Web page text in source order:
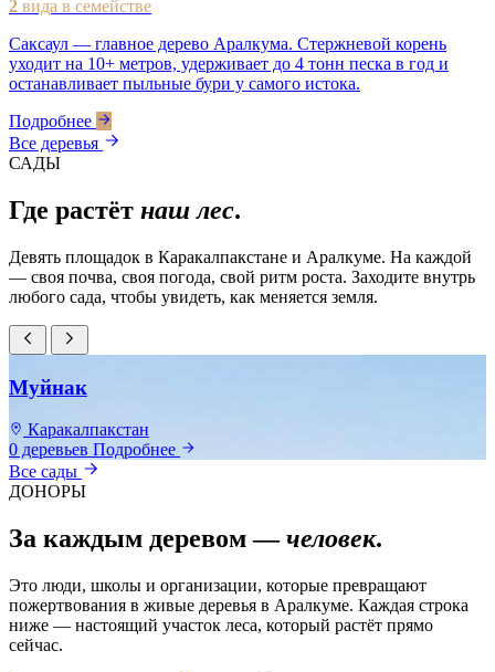
2 вида в семействе
Саксаул — главное дерево Аралкума. Стержневой корень
уходит на 10+ метров, удерживает до 4 тонн песка в год и
останавливает пыльные бури у самого истока.
Подробнее
Все деревья
САДЫ
Где растёт наш лес.
Девять площадок в Каракалпакстане и Аралкуме. На каждой
— своя почва, своя погода, свой ритм роста. Заходите внутрь
любого сада, чтобы увидеть, как меняется земля.
Муйнак
Каракалпакстан
0 деревьев Подробнее
Все сады
ДОНОРЫ
За каждым деревом —человек.
Это люди, школы и организации, которые превращают
пожертвования в живые деревья в Аралкуме. Каждая строка
ниже — настоящий участок леса, который растёт прямо
сейчас.